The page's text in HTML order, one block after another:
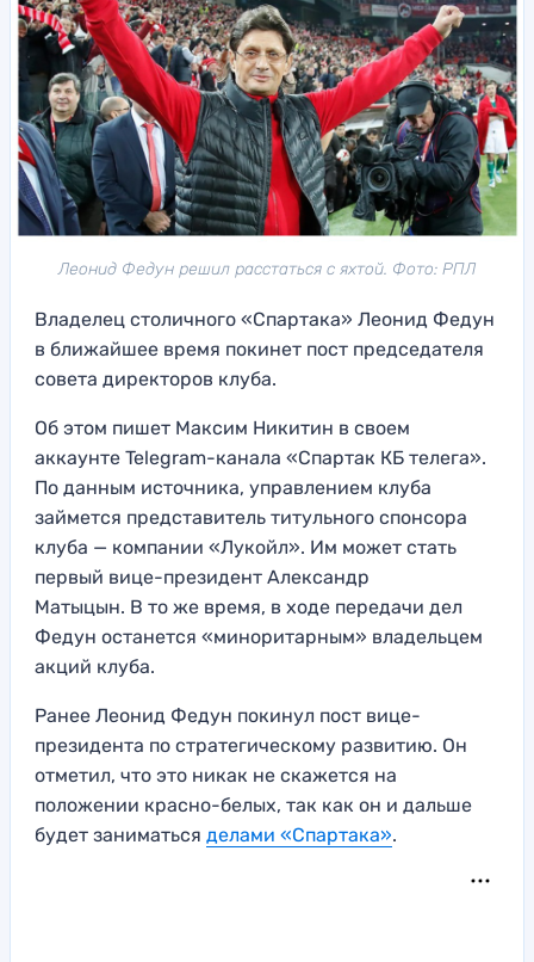
Леонид Федун решил расстаться с яхтой. Фото: РПЛ
Владелец столичного «Спартака» Леонид Федун
в ближайшее время покинет пост председателя
совета директоров клуба.
Об этом пишет Максим Никитин в своем
аккаунте Telegram-канала «Спартак КБ телега».
По данным источника, управлением клуба
займется представитель титульного спонсора
клуба — компании «Лукойл». Им может стать
первый вице-президент Александр
Матыцын. В то же время, в ходе передачи дел
Федун останется «миноритарным» владельцем
акций клуба.
Ранее Леонид Федун покинул пост вице-
президента по стратегическому развитию. Он
отметил, что это никак не скажется на
положении красно-белых, так как он и дальше
будет заниматься делами «Спартака».